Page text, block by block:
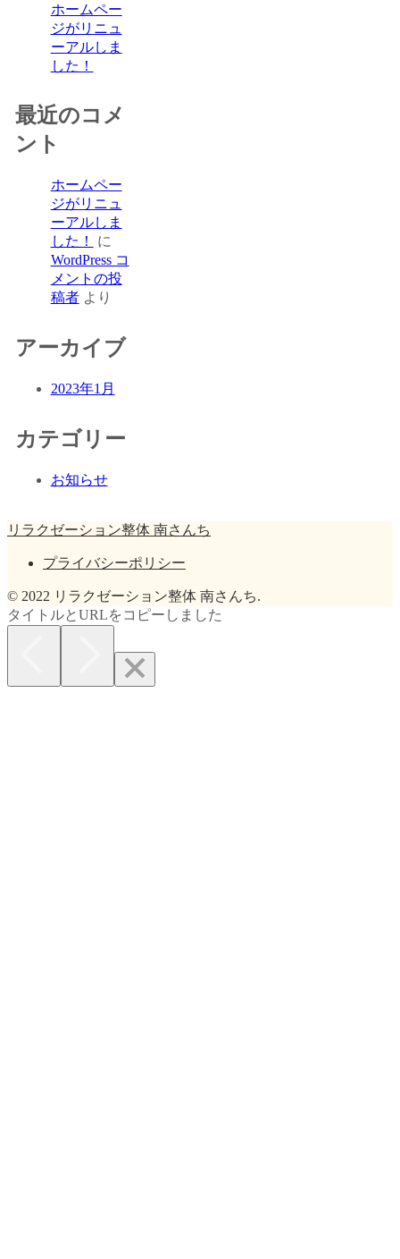
ホームペー
ジがリニュ
ーアルしま
した！
最近のコメ
ント
ホームペー
ジがリニュ
ーアルしま
した！
に
WordPress コ
メントの投
稿者より
アーカイブ
2023年1月
カテゴリー
お知らせ
リラクゼーション整体 南さんち
プライバシーポリシー
© 2022 リラクゼーション整体 南さんち.
タイトルとURLをコピーしました